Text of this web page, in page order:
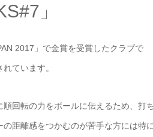
」
2017」で金賞を受賞したクラブで
ています。
回転の力をボールに伝えるため、打
距離感をつかむのが苦手な方には特